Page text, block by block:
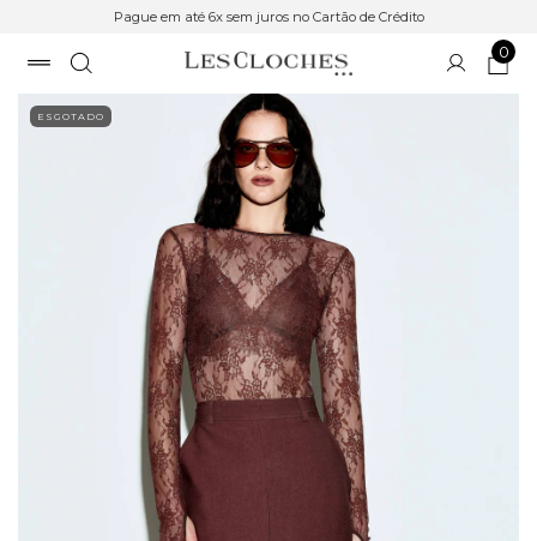
Pague em até 6x sem juros no Cartão de Crédito
0
ESGOTADO